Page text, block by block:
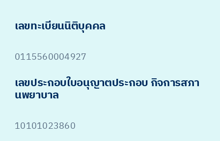
เลขทะเบียนนิติบุคคล
0115560004927
เลขประกอบใบอนุญาตประกอบ กิจการสภา
นพยาบาล
10101023860